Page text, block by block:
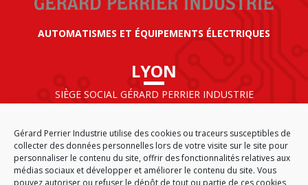
Gérard Perrier Industrie utilise des cookies ou traceurs susceptibles de
collecter des données personnelles lors de votre visite sur le site pour
personnaliser le contenu du site, offrir des fonctionnalités relatives aux
médias sociaux et développer et améliorer le contenu du site. Vous
pouvez autoriser ou refuser le dépôt de tout ou partie de ces cookies
AUTOMATISMES ET ÉQUIPEMENTS ÉLECTRIQUES
LYON
SIÈGE SOCIAL GÉRARD PERRIER INDUSTRIE
69125 LYON AÉROPORT SAINT EXUPÉRY
FRANCE